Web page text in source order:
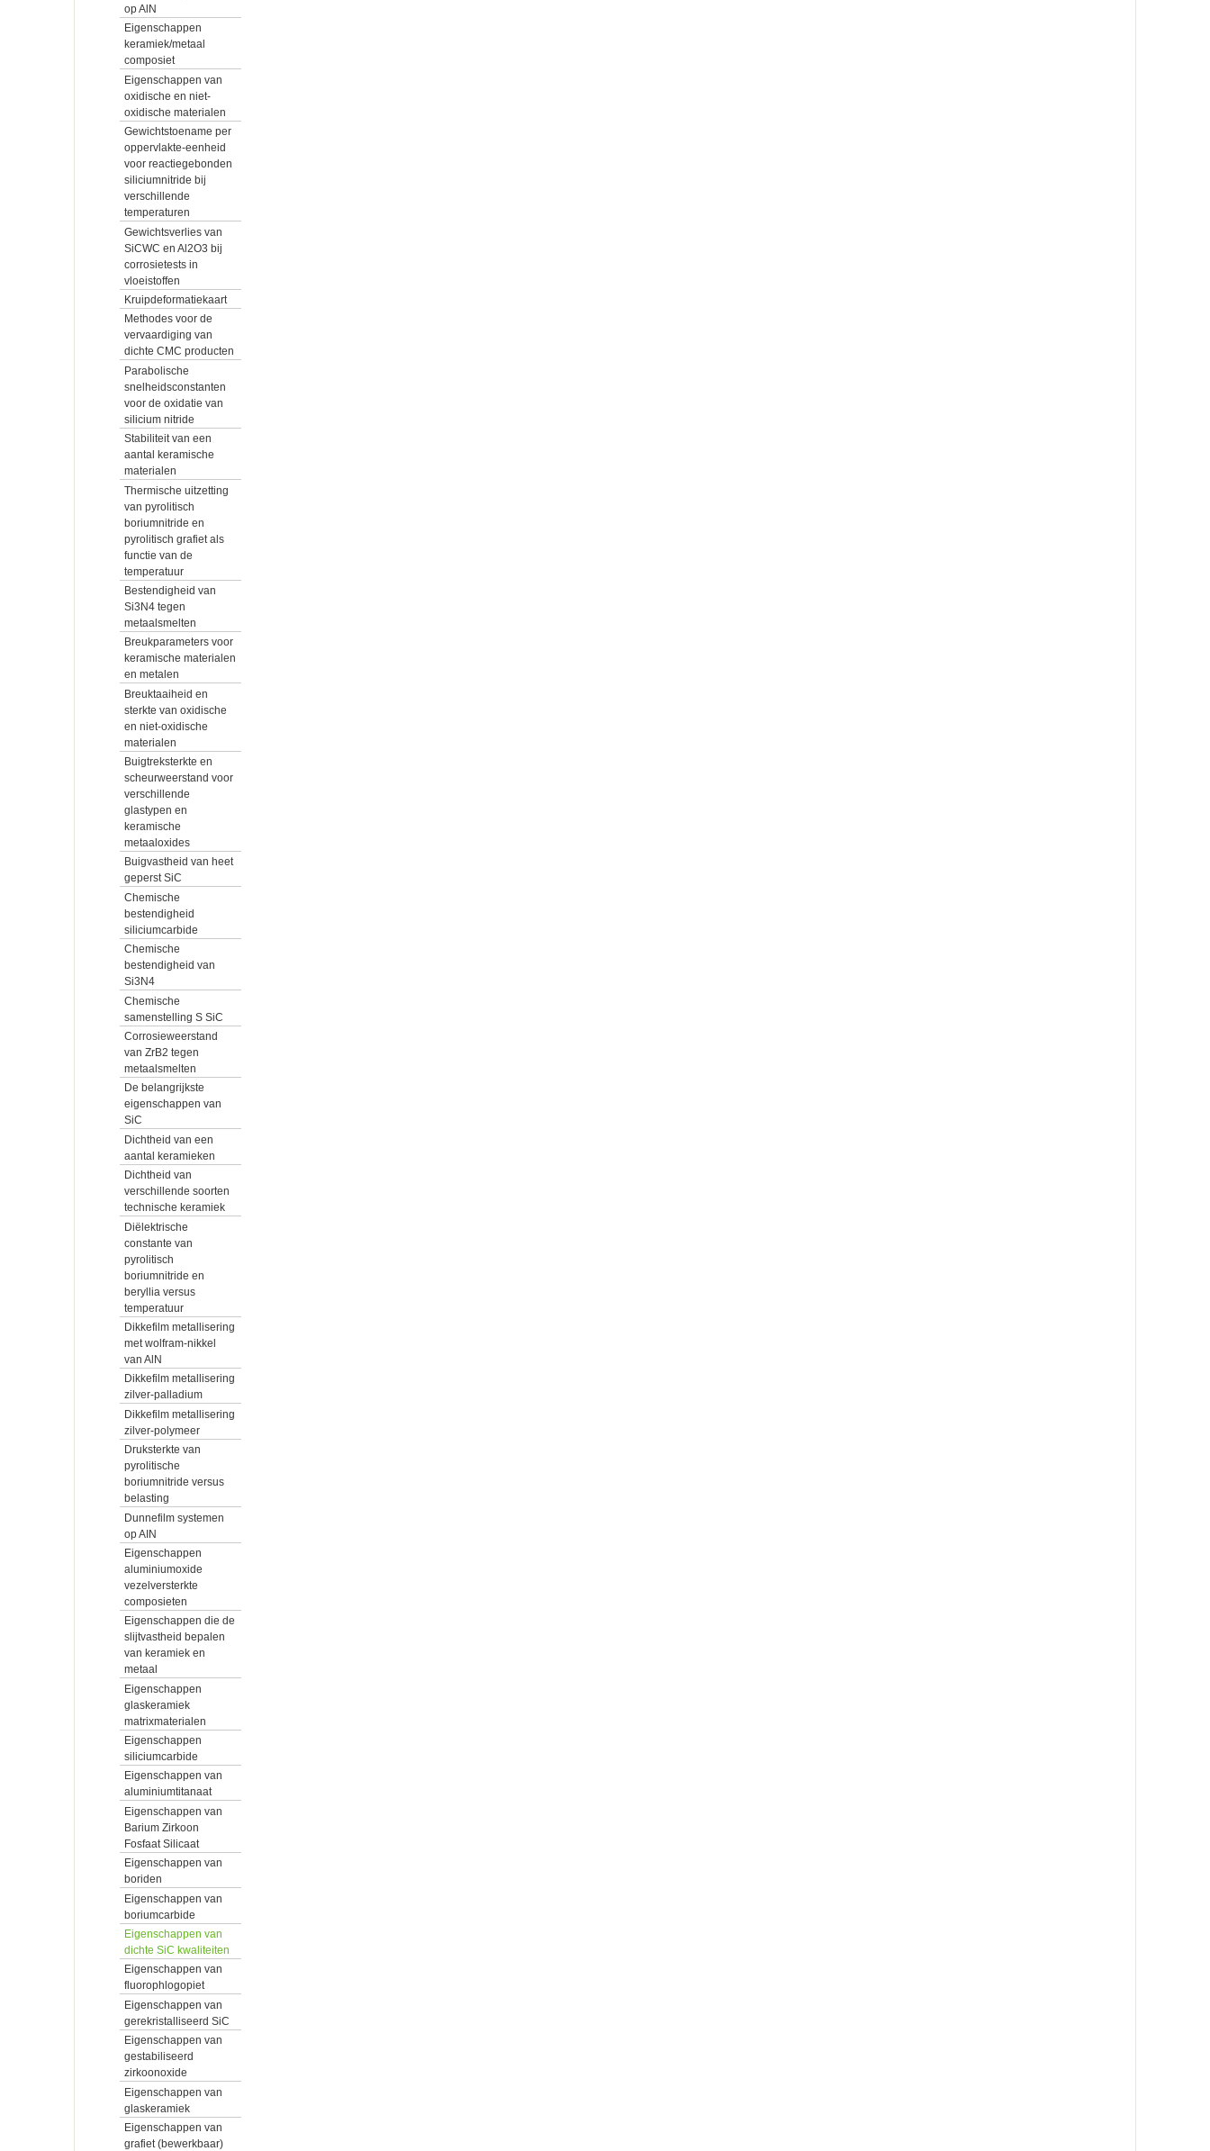
op AlN
Eigenschappen
keramiek/metaal
composiet
Eigenschappen van
oxidische en niet-
oxidische materialen
Gewichtstoename per
oppervlakte-eenheid
voor reactiegebonden
siliciumnitride bij
verschillende
temperaturen
Gewichtsverlies van
SiCWC en Al2O3 bij
corrosietests in
vloeistoffen
Kruipdeformatiekaart
Methodes voor de
vervaardiging van
dichte CMC producten
Parabolische
snelheidsconstanten
voor de oxidatie van
silicium nitride
Stabiliteit van een
aantal keramische
materialen
Thermische uitzetting
van pyrolitisch
boriumnitride en
pyrolitisch grafiet als
functie van de
temperatuur
Bestendigheid van
Si3N4 tegen
metaalsmelten
Breukparameters voor
keramische materialen
en metalen
Breuktaaiheid en
sterkte van oxidische
en niet-oxidische
materialen
Buigtreksterkte en
scheurweerstand voor
verschillende
glastypen en
keramische
metaaloxides
Buigvastheid van heet
geperst SiC
Chemische
bestendigheid
siliciumcarbide
Chemische
bestendigheid van
Si3N4
Chemische
samenstelling S SiC
Corrosieweerstand
van ZrB2 tegen
metaalsmelten
De belangrijkste
eigenschappen van
SiC
Dichtheid van een
aantal keramieken
Dichtheid van
verschillende soorten
technische keramiek
Diëlektrische
constante van
pyrolitisch
boriumnitride en
beryllia versus
temperatuur
Dikkefilm metallisering
met wolfram-nikkel
van AlN
Dikkefilm metallisering
zilver-palladium
Dikkefilm metallisering
zilver-polymeer
Druksterkte van
pyrolitische
boriumnitride versus
belasting
Dunnefilm systemen
op AIN
Eigenschappen
aluminiumoxide
vezelversterkte
composieten
Eigenschappen die de
slijtvastheid bepalen
van keramiek en
metaal
Eigenschappen
glaskeramiek
matrixmaterialen
Eigenschappen
siliciumcarbide
Eigenschappen van
aluminiumtitanaat
Eigenschappen van
Barium Zirkoon
Fosfaat Silicaat
Eigenschappen van
boriden
Eigenschappen van
boriumcarbide
Eigenschappen van
dichte SiC kwaliteiten
Eigenschappen van
fluorophlogopiet
Eigenschappen van
gerekristalliseerd SiC
Eigenschappen van
gestabiliseerd
zirkoonoxide
Eigenschappen van
glaskeramiek
Eigenschappen van
grafiet (bewerkbaar)